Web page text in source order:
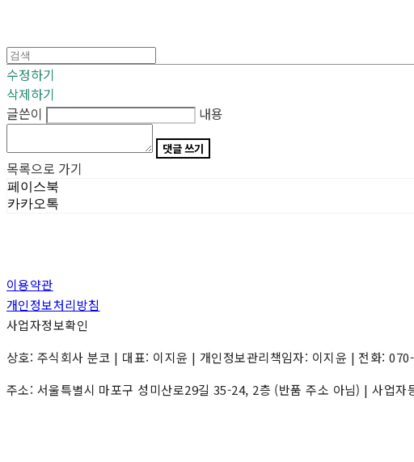
수정하기
삭제하기
글쓴이
내용
댓글 쓰기
목록으로 가기
페이스북
카카오톡
이용약관
개인정보처리방침
사업자정보확인
상호: 주식회사 분코 | 대표: 이지윤 | 개인정보관리책임자: 이지윤 | 전화:
주소: 서울특별시 마포구 성미산로29길 35-24, 2층 (반품 주소 아님) | 사업자